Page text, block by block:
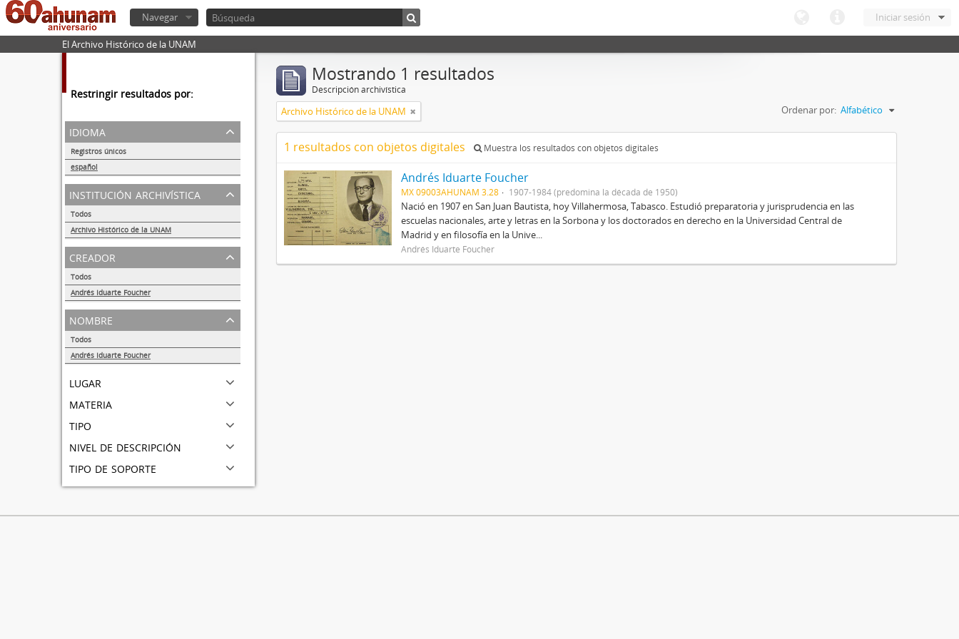
Iniciar sesión
Navegar
El Archivo Histórico de la UNAM
Restringir resultados por:
idioma
Registros únicos
español
1
institución archivística
Todos
Archivo Histórico de la UNAM
1
creador
Todos
Andrés Iduarte Foucher
1
nombre
Todos
Andrés Iduarte Foucher
lugar
materia
tipo
nivel de descripción
tipo de soporte
Mostrando 1 resultados
Descripción archivística
Archivo Histórico de la UNAM Ordenar por: Alfabético
1 resultados con objetos digitales Muestra los resultados con objetos digitales
Andrés Iduarte Foucher
MX 09003AHUNAM 3.28 1907-1984 (predomina la década de 1950)
Nació en 1907 en San Juan Bautista, hoy Villahermosa, Tabasco. Estudió preparatoria y jurisprudencia en las
escuelas nacionales, arte y letras en la Sorbona y los doctorados en derecho en la Universidad Central de
Madrid y en filosofía en la Unive...
Andrés Iduarte Foucher